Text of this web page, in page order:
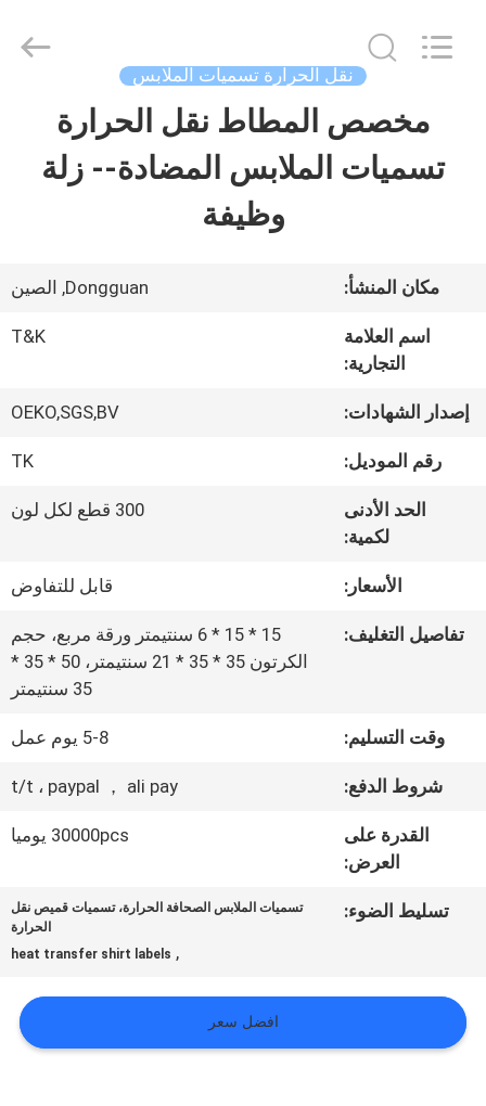
منزل
حول
جولة
المعمل
الجودة
أخبار
جميع
VR
Garment
Accessories
نقل الحرارة تسميات الملابس
مخصص المطاط نقل الحرارة
تسميات الملابس المضادة-- زلة
وظيفة
مكان المنشأ: Dongguan, الصين
اسم العلامة
التجارية:
T&K
إصدار الشهادات: OEKO,SGS,BV
رقم الموديل: TK
الحد الأدنى
لكمية:
300 قطع لكل لون
الأسعار: قابل للتفاوض
تفاصيل التغليف:
15 * 15 * 6 سنتيمتر ورقة مربع، حجم
الكرتون 35 * 35 * 21 سنتيمتر، 50 * 35 *
35 سنتيمتر
وقت التسليم: 5-8 يوم عمل
شروط الدفع: t/t ، paypal ， ali pay
القدرة على
العرض:
30000pcs يوميا
تسليط الضوء:
تسميات الملابس الصحافة الحرارة، تسميات قميص نقل
الحرارة
,
heat transfer shirt labels
افضل سعر